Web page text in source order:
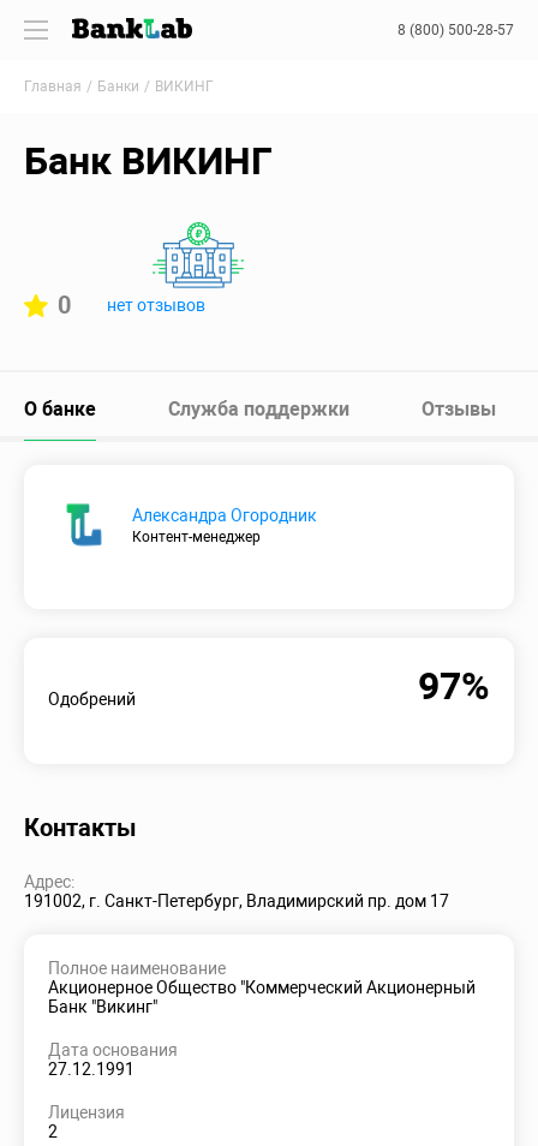
8 (800) 500-28-57
Главная Банки ВИКИНГ
Банк ВИКИНГ
0 нет отзывов
О банке Служба поддержки Отзывы
Александра Огородник
Контент-менеджер
Одобрений 97%
Контакты
Адрес:
191002, г. Санкт-Петербург, Владимирский пр. дом 17
Полное наименование
Акционерное Общество "Коммерческий Акционерный
Банк "Викинг"
Дата основания
27.12.1991
Лицензия
2